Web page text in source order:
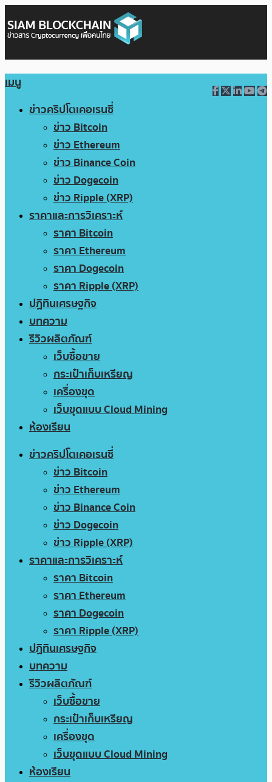
เมนู
ข่าวคริปโตเคอเรนซี่
ข่าว Bitcoin
ข่าว Ethereum
ข่าว Binance Coin
ข่าว Dogecoin
ข่าว Ripple (XRP)
ราคาและการวิเคราะห์
ราคา Bitcoin
ราคา Ethereum
ราคา Dogecoin
ราคา Ripple (XRP)
ปฏิทินเศรษฐกิจ
บทความ
รีวิวผลิตภัณฑ์
เว็บซื้อขาย
กระเป๋าเก็บเหรียญ
เครื่องขุด
เว็บขุดแบบ Cloud Mining
ห้องเรียน
ข่าวคริปโตเคอเรนซี่
ข่าว Bitcoin
ข่าว Ethereum
ข่าว Binance Coin
ข่าว Dogecoin
ข่าว Ripple (XRP)
ราคาและการวิเคราะห์
ราคา Bitcoin
ราคา Ethereum
ราคา Dogecoin
ราคา Ripple (XRP)
ปฏิทินเศรษฐกิจ
บทความ
รีวิวผลิตภัณฑ์
เว็บซื้อขาย
กระเป๋าเก็บเหรียญ
เครื่องขุด
เว็บขุดแบบ Cloud Mining
ห้องเรียน